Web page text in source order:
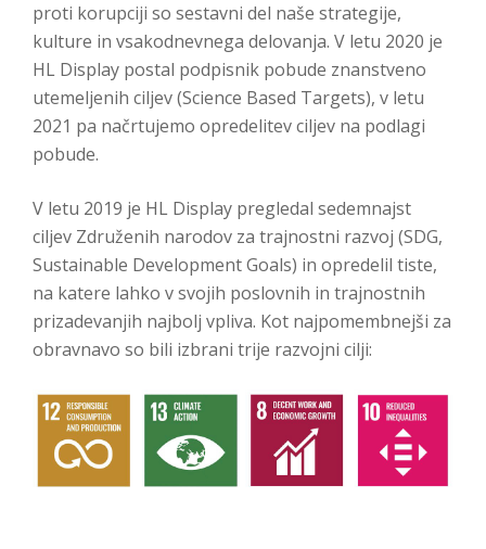
proti korupciji so sestavni del naše strategije,
kulture in vsakodnevnega delovanja. V letu 2020 je
HL Display postal podpisnik pobude znanstveno
utemeljenih ciljev (Science Based Targets), v letu
2021 pa načrtujemo opredelitev ciljev na podlagi
pobude.
V letu 2019 je HL Display pregledal sedemnajst
ciljev Združenih narodov za trajnostni razvoj (SDG,
Sustainable Development Goals) in opredelil tiste,
na katere lahko v svojih poslovnih in trajnostnih
prizadevanjih najbolj vpliva. Kot najpomembnejši za
obravnavo so bili izbrani trije razvojni cilji: